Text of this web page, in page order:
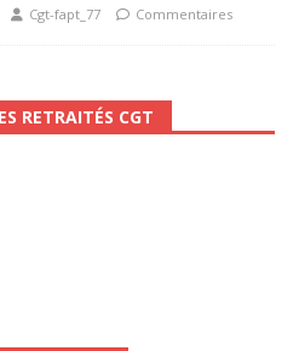
Cgt-fapt_77
Commentaires
RETRAITÉS CGT